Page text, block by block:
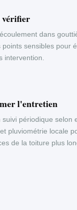
vérifier
dans
points sensibles pour
intervention.
l'entretien
suivi périodique selon
pluviométrie locale
de la toiture plus